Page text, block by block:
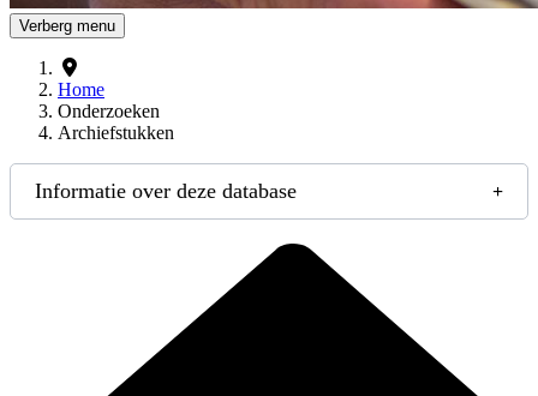
Verberg menu
Home
Onderzoeken
Archiefstukken
Informatie over deze database